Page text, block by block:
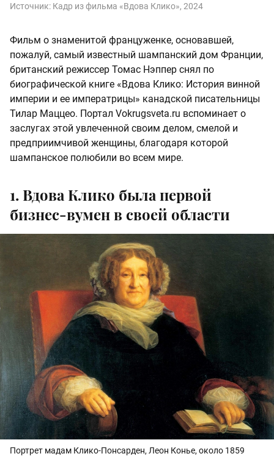
Источник: Кадр из фильма «Вдова Клико», 2024
Фильм о знаменитой француженке, основавшей,
пожалуй, самый известный шампанский дом Франции,
британский режиссер Томас Нэппер снял по
биографической книге «Вдова Клико: История винной
империи и ее императрицы» канадской писательницы
Тилар Маццео. Портал Vokrugsveta.ru вспоминает о
заслугах этой увлеченной своим делом, смелой и
предприимчивой женщины, благодаря которой
шампанское полюбили во всем мире.
1. Вдова Клико была первой
бизнес-вумен в своей области
Портрет мадам Клико-Понсарден, Леон Конье, около 1859